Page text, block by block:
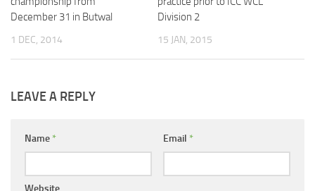
December 31 in Butwal
1 DEC, 2014
Division 2
15 JAN, 2015
LEAVE A REPLY
Name * Email *